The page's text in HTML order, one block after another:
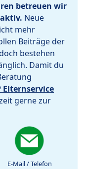
betreuen wir
Neue
mehr
Beiträge der
bestehen
Damit du
Elternservice
gerne zur
E-Mail / Telefon